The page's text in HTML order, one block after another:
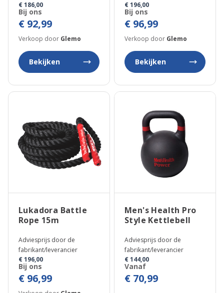
€ 186,00
Bij ons
€ 92,99
Verkoop door Glemo
Bekijken
€ 196,00
Bij ons
€ 96,99
Verkoop door Glemo
Bekijken
Lukadora Battle
Rope 15m
Adviesprijs door de
fabrikant/leverancier
€ 196,00
Bij ons
€ 96,99
Men's Health Pro
Style Kettlebell
Adviesprijs door de
fabrikant/leverancier
€ 144,00
Vanaf
€ 70,99